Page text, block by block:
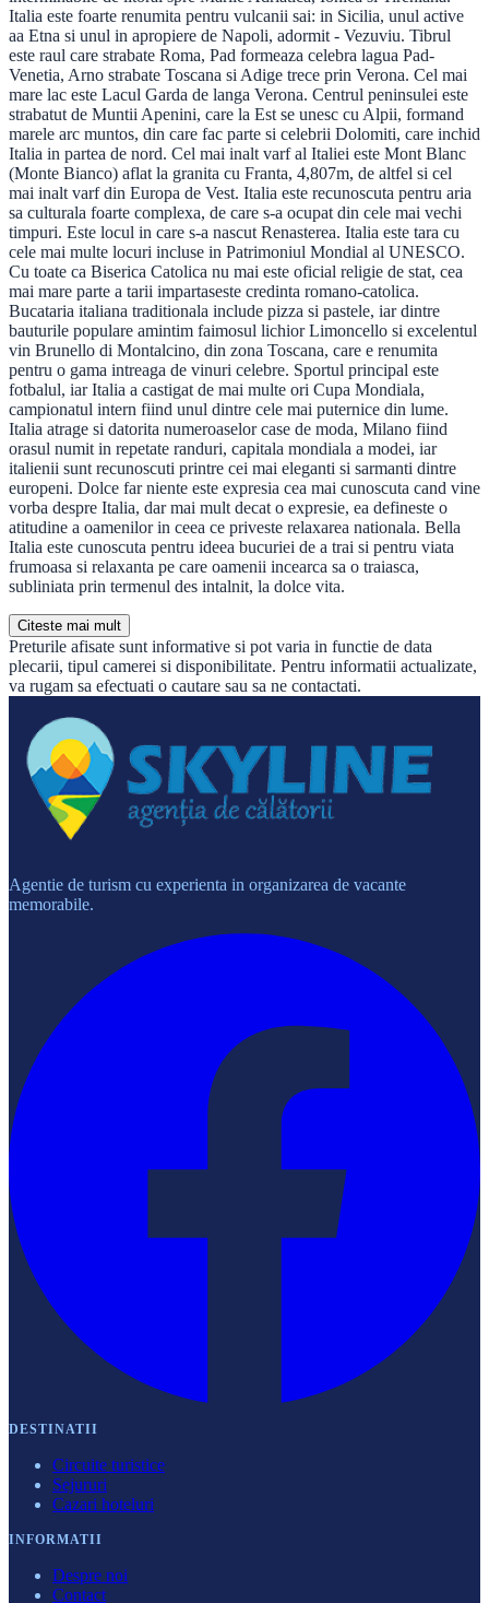
Citeste mai mult
Preturile afisate sunt informative si pot varia in functie de data
plecarii, tipul camerei si disponibilitate. Pentru informatii actualizate,
va rugam sa efectuati o cautare sau sa ne contactati.
Agentie de turism cu experienta in organizarea de vacante
memorabile.
DESTINATII
Circuite turistice
Sejururi
Cazari hoteluri
INFORMATII
Despre noi
Contact